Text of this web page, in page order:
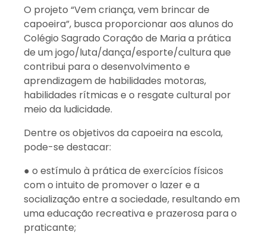
O projeto “Vem criança, vem brincar de
capoeira”, busca proporcionar aos alunos do
Colégio Sagrado Coração de Maria a prática
de um jogo/luta/dança/esporte/cultura que
contribui para o desenvolvimento e
aprendizagem de habilidades motoras,
habilidades rítmicas e o resgate cultural por
meio da ludicidade.
Dentre os objetivos da capoeira na escola,
pode-se destacar:
● o estímulo à prática de exercícios físicos
com o intuito de promover o lazer e a
socialização entre a sociedade, resultando em
uma educação recreativa e prazerosa para o
praticante;